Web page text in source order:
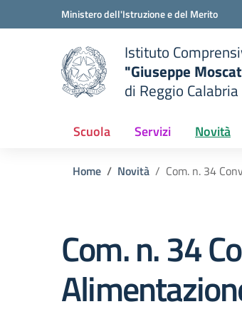
Vai ai contenuti
Vai al menu di navigazioneMinistero dell'Istruzione e del Merito
scuola
Istituto
"Giuseppe
di Reggio Calabria
Scuola Servizi Novità
Home Novità Com. n. 34
Com. n. 34